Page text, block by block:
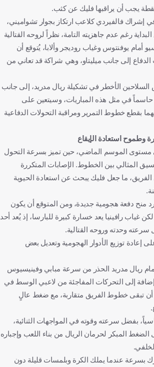
يجب أن يراقبها فليك عن كثب.
إشراك فالفيردي كلاعب ارتكاز بجوار تشواميني،
رغم عدم جاهزيته التامة، نظراً لروحه القتالية
أمام يوفنتوس وغياب روديجر وألابا، يُتوقع أن
إلى جانب ميليتاو، وهي شراكة قد تعاني من
الأخطر في تشكيلة ريال مدريد، إلى جانب
حاسماً في مثل هذه المباريات، وسيتعين على
بقطع خطوط التمرير ومراقبة التحولات الدفاعية
وطموح استعادة الإيقاع
مستوى الموسم الماضي، حين تميز بسرعة التحول
المثالي بين الخطوط. الإصابات المتكررة
الفريق، ما جعل فليك يبحث عن استعادة الحيوية
منح دفعة هجومية جديدة، ومن المتوقع أن يكون
لكن غياب رافينيا يعد خسارة كبيرة للبارسا، إذ يُعد أحد
وحدته وروحه القتالية.
إعادة توزيع الأدوار الهجومية وتعديل بعض
ريال مدريد الحذر من سرعة مبابي وفينيسيوس
إضافة إلى التحركات المفاجئة من لاعبي الوسط في
أن تبقى خطوط الفريق متقاربة، مع ضغط عالٍ
بفضل سرعته وقوته في المواجهات الثنائية،
المبكر لحرمان الريال من بناء اللعب وإجباره
بسرعة عندما يملك الكرة وبلمسات قليلة دون